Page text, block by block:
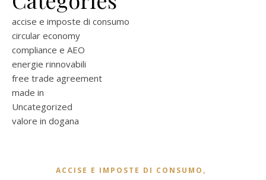
accise e imposte di consumo
circular economy
compliance e AEO
energie rinnovabili
free trade agreement
made in
Uncategorized
valore in dogana
ACCISE E IMPOSTE DI CONSUMO ,